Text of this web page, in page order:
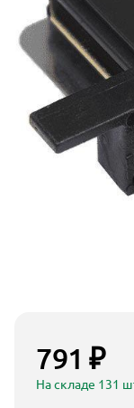
791 ₽
На складе 131